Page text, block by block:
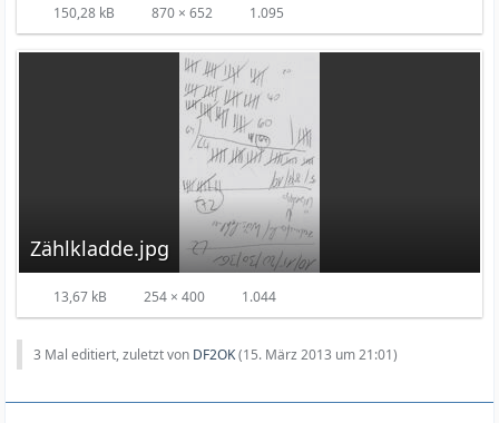
150,28 kB 870 × 652 1.095
Zählkladde.jpg
13,67 kB 254 × 400 1.044
3 Mal editiert, zuletzt von DF2OK(15. März 2013 um 21:01)